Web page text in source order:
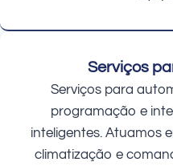
Serviços
Serviços para
programação e
inteligentes. Atuamos
climatização e